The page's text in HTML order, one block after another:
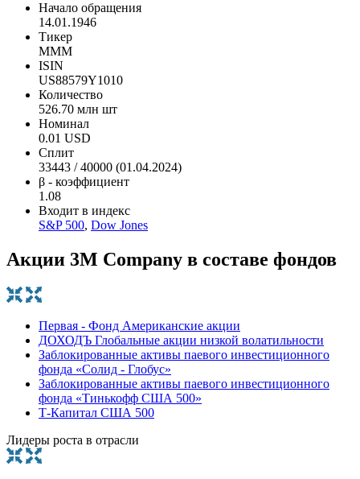
Начало обращения
14.01.1946
Тикер
MMM
ISIN
US88579Y1010
Количество
526.70 млн шт
Номинал
0.01 USD
Сплит
33443 / 40000 (01.04.2024)
β - коэффициент
1.08
Входит в индекс
S&P 500, Dow Jones
Акции 3M Company в составе фондов
Первая - Фонд Американские акции
ДОХОДЪ Глобальные акции низкой волатильности
Заблокированные активы паевого инвестиционного
фонда «Солид - Глобус»
Заблокированные активы паевого инвестиционного
фонда «Тинькофф США 500»
Т-Капитал США 500
Лидеры роста в отрасли